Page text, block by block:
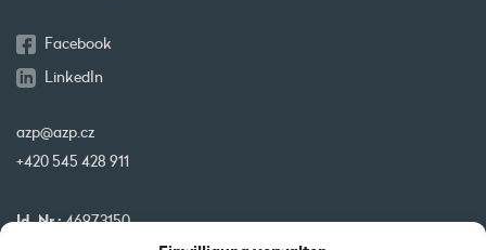
Facebook
LinkedIn
azp@azp.cz
+420 545 428 911
Id. Nr.:46973150